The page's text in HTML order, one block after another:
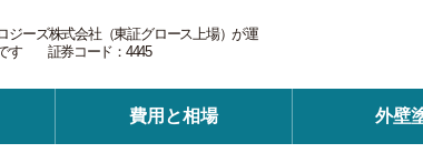
ジーズ株式会社（東証グロース上場）が運
す 証券コード：4445
費用と相場 外壁